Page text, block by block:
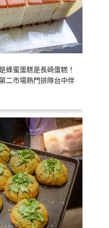
蜂蜜蛋糕是長崎蛋糕！
二市場熱門排隊台中伴